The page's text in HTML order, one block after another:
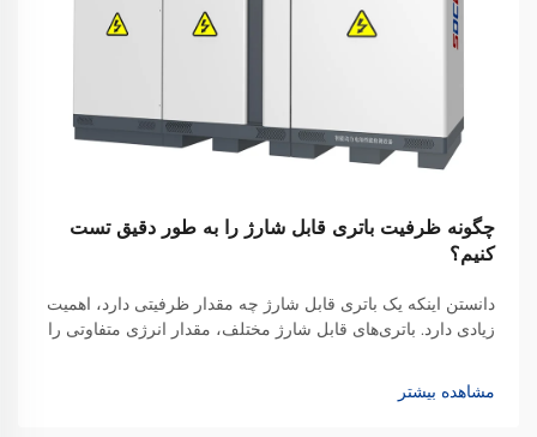
چگونه ظرفیت باتری قابل شارژ را به طور دقیق تست
کنیم؟
دانستن اینکه یک باتری قابل شارژ چه مقدار ظرفیتی دارد، اهمیت
زیادی دارد. باتری‌های قابل شارژ مختلف، مقدار انرژی متفاوتی را
برای راه‌اندازی یک دستگاه فراهم کنند، نکته کلیدی است. همچنین
این موضوع به شما اطلاع می‌دهد که...
مشاهده بیشتر